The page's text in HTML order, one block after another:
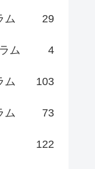
ム 29
ム 4
ム 103
ム 73
122